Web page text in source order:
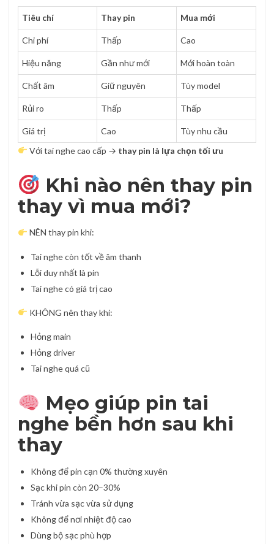
Tiêu chí Thay pin Mua mới
Chi phí Thấp Cao
Hiệu năng Gần như mới Mới hoàn toàn
Chất âm Giữ nguyên Tùy model
Rủi ro Thấp Thấp
Giá trị Cao
Tùy nhu cầu
Với tai nghe cao cấp → thay pin là lựa chọn tối ưu
Khi nào nên thay pin
thay vì mua mới?
NÊN thay pin khi:
Tai nghe còn tốt về âm thanh
Lỗi duy nhất là pin
Tai nghe có giá trị cao
KHÔNG nên thay khi:
Hỏng main
Hỏng driver
Tai nghe quá cũ
Mẹo giúp pin tai
nghe bền hơn sau khi
thay
Không để pin cạn 0% thường xuyên
Sạc khi pin còn 20–30%
Tránh vừa sạc vừa sử dụng
Không để nơi nhiệt độ cao
Dùng bộ sạc phù hợp